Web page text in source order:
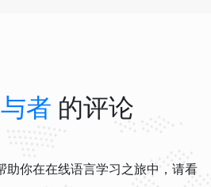
者 的评论
助你在在线语言学习之旅中，请看